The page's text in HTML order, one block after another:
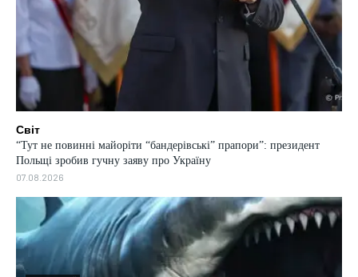
Світ
“Тут не повинні майоріти “бандерівські” прапори”: президент
Польщі зробив гучну заяву про Україну
07.08.2026